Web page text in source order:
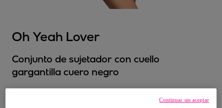
Oh Yeah Lover
Conjunto de sujetador con cuello
gargantilla cuero negro
Continuar sin aceptar